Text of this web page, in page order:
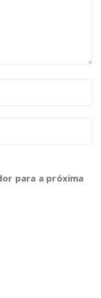
para a próxima